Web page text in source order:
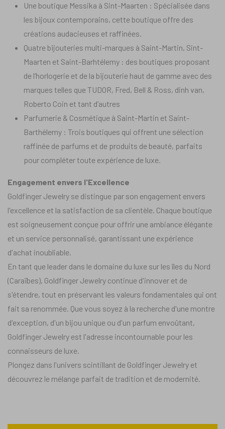
Une boutique Messika à Sint-Maarten : Spécialisée dans
les bijoux contemporains, cette boutique offre des
créations audacieuses et raffinées.
Quatre bijouteries multi-marques à Saint-Martin, Sint-
Maarten et Saint-Barhtélemy : des boutiques proposant
de l’horlogerie et de la bijouterie haut de gamme avec des
marques telles que TUDOR, Fred, Bell & Ross, dinh van,
Roberto Coin et tant d’autres
Parfumerie & Cosmétique à Saint-Martin et Saint-
Barthélemy : Trois boutiques qui offrent une sélection
raffinée de parfums et de produits de beauté, parfaits
pour compléter toute expérience de luxe.
Engagement envers l'Excellence
Goldfinger Jewelry se distingue par son engagement envers
l'excellence et la satisfaction de sa clientèle. Chaque boutique
est soigneusement conçue pour offrir une ambiance élégante
et un service personnalisé, garantissant une expérience
d'achat inoubliable.
En tant que leader dans le domaine du luxe sur les îles du Nord
(Caraïbes), Goldfinger Jewelry continue d'innover et de
s'étendre, tout en préservant les valeurs fondamentales qui ont
fait sa renommée. Que vous soyez à la recherche d'une montre
d'exception, d'un bijou unique ou d'un parfum envoûtant,
Goldfinger Jewelry est l'adresse incontournable pour les
connaisseurs de luxe.
Plongez dans l'univers scintillant de Goldfinger Jewelry et
découvrez le mélange parfait de tradition et de modernité.